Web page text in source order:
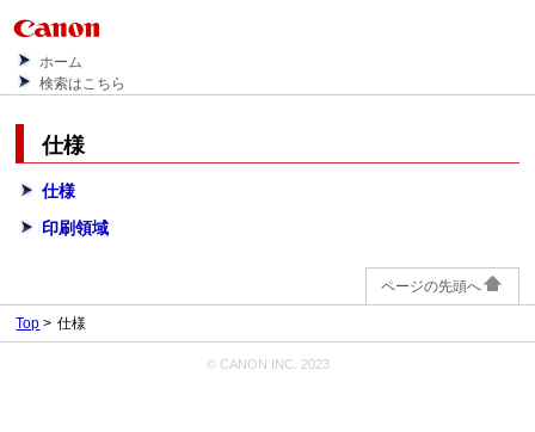
ホーム
検索はこちら
仕様
仕様
印刷領域
ページの先頭へ
Top 仕様
© CANON INC. 2023